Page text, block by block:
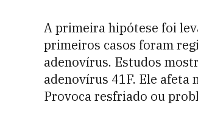
A primeira hipótese foi
primeiros casos foram
adenovírus. Estudos
adenovírus 41F. Ele afeta
Provoca resfriado ou